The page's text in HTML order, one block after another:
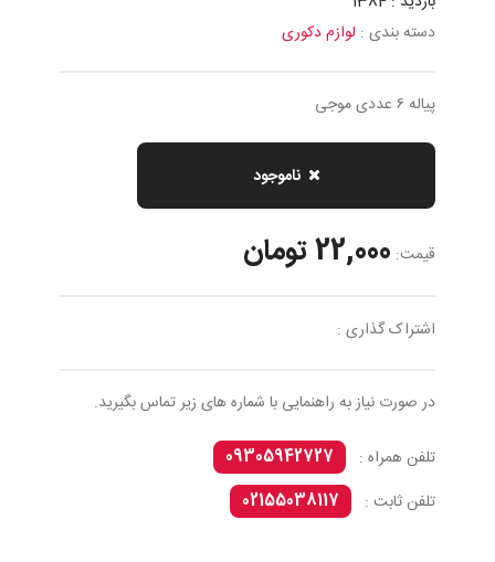
دسته بندی : لوازم دکوری
پياله ٦ عددی موجی
ناموجود
قیمت: 22,000 تومان
اشتراک گذاری :
در صورت نیاز به راهنمایی با شماره های زیر تماس بگیرید.
تلفن همراه :
09305942727
تلفن ثابت :
02155038117